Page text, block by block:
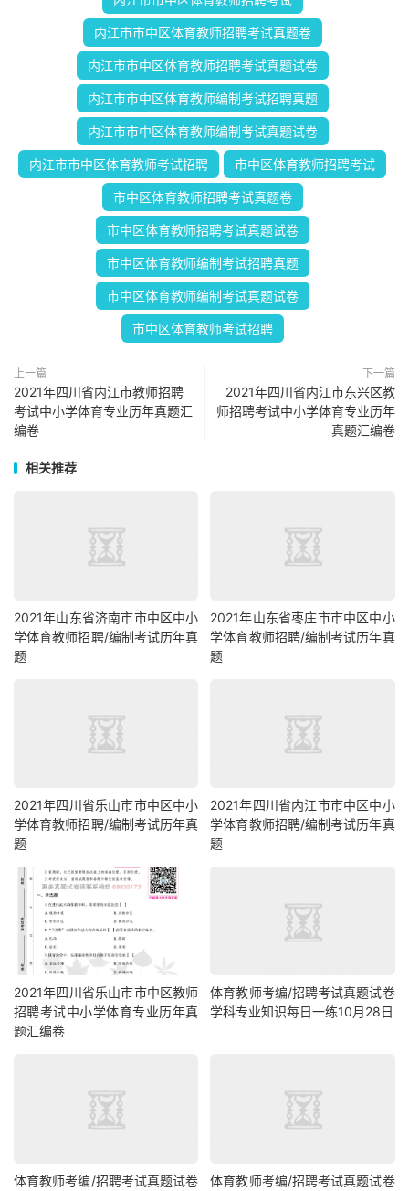
内江市市中区体育教师招聘考试真题卷
内江市市中区体育教师招聘考试真题试卷
内江市市中区体育教师编制考试招聘真题
内江市市中区体育教师编制考试真题试卷
内江市市中区体育教师考试招聘 市中区体育教师招聘考试
市中区体育教师招聘考试真题卷
市中区体育教师招聘考试真题试卷
市中区体育教师编制考试招聘真题
市中区体育教师编制考试真题试卷
市中区体育教师考试招聘
上一篇
2021年四川省内江市教师招聘
考试中小学体育专业历年真题汇
编卷
下一篇
2021年四川省内江市东兴区教
师招聘考试中小学体育专业历年
真题汇编卷
相关推荐
2021年山东省济南市市中区中小
学体育教师招聘/编制考试历年真
题
2021年山东省枣庄市市中区中小
学体育教师招聘/编制考试历年真
题
2021年四川省乐山市市中区中小
学体育教师招聘/编制考试历年真
题
2021年四川省内江市市中区中小
学体育教师招聘/编制考试历年真
题
2021年四川省乐山市市中区教师
招聘考试中小学体育专业历年真
题汇编卷
体育教师考编/招聘考试真题试卷
学科专业知识每日一练10月28日
体育教师考编/招聘考试真题试卷 体育教师考编/招聘考试真题试卷